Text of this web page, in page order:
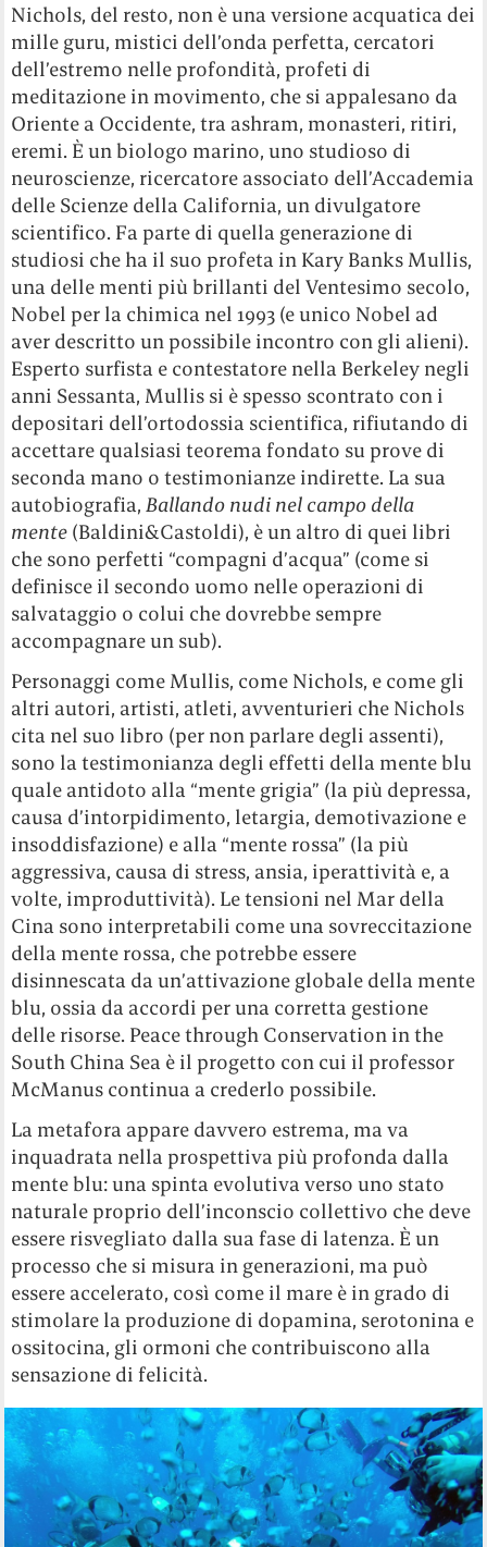
Nichols, del resto, non è una versione acquatica dei
mille guru, mistici dell’onda perfetta, cercatori
dell’estremo nelle profondità, profeti di
meditazione in movimento, che si appalesano da
Oriente a Occidente, tra ashram, monasteri, ritiri,
eremi. È un biologo marino, uno studioso di
neuroscienze, ricercatore associato dell’Accademia
delle Scienze della California, un divulgatore
scientifico. Fa parte di quella generazione di
studiosi che ha il suo profeta in Kary Banks Mullis,
una delle menti più brillanti del Ventesimo secolo,
Nobel per la chimica nel 1993 (e unico Nobel ad
aver descritto un possibile incontro con gli alieni).
Esperto surfista e contestatore nella Berkeley negli
anni Sessanta, Mullis si è spesso scontrato con i
depositari dell’ortodossia scientifica, rifiutando di
accettare qualsiasi teorema fondato su prove di
seconda mano o testimonianze indirette. La sua
autobiografia,Ballando nudi nel campo della
mente (Baldini&Castoldi), è un altro di quei libri
che sono perfetti “compagni d’acqua” (come si
definisce il secondo uomo nelle operazioni di
salvataggio o colui che dovrebbe sempre
accompagnare un sub).
Personaggi come Mullis, come Nichols, e come gli
altri autori, artisti, atleti, avventurieri che Nichols
cita nel suo libro (per non parlare degli assenti),
sono la testimonianza degli effetti della mente blu
quale antidoto alla “mente grigia” (la più depressa,
causa d’intorpidimento, letargia, demotivazione e
insoddisfazione) e alla “mente rossa” (la più
aggressiva, causa di stress, ansia, iperattività e, a
volte, improduttività). Le tensioni nel Mar della
Cina sono interpretabili come una sovreccitazione
della mente rossa, che potrebbe essere
disinnescata da un’attivazione globale della mente
blu, ossia da accordi per una corretta gestione
delle risorse. Peace through Conservation in the
South China Sea è il progetto con cui il professor
McManus continua a crederlo possibile.
La metafora appare davvero estrema, ma va
inquadrata nella prospettiva più profonda dalla
mente blu: una spinta evolutiva verso uno stato
naturale proprio dell’inconscio collettivo che deve
essere risvegliato dalla sua fase di latenza. È un
processo che si misura in generazioni, ma può
essere accelerato, così come il mare è in grado di
stimolare la produzione di dopamina, serotonina e
ossitocina, gli ormoni che contribuiscono alla
sensazione di felicità.